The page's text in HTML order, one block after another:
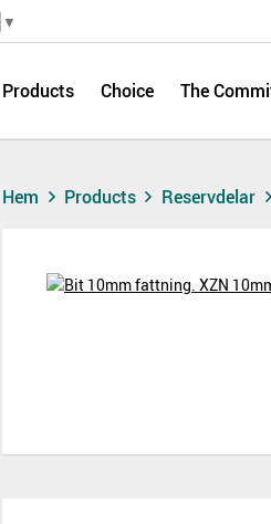
▼
Products Choice The
Hem Products Reservdelar